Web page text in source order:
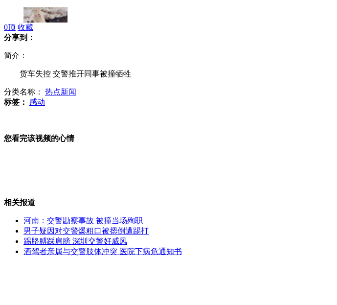
世界最后一只"加拉帕戈斯象龟"去世
实拍行车中副驾驶被飞来板砖砸中身亡
朝鲜谴责美韩演习以朝国旗为靶子
0顶 收藏
分享到：
简介：
货车失控 交警推开同事被撞牺牲
分类名称： 热点新闻
标签： 感动
您看完该视频的心情
相关报道
河南：交警勘察事故 被撞当场殉职
男子疑因对交警爆粗口被摁倒遭踢打
踢胳膊踩肩膀 深圳交警好威风
酒驾者亲属与交警肢体冲突 医院下病危通知书